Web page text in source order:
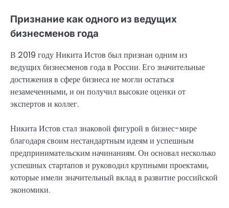
Признание как одного из ведущих
бизнесменов года
В 2019 году Никита Истов был признан одним из
ведущих бизнесменов года в России. Его значительные
достижения в сфере бизнеса не могли остаться
незамеченными, и он получил высокие оценки от
экспертов и коллег.
Никита Истов стал знаковой фигурой в бизнес-мире
благодаря своим нестандартным идеям и успешным
предпринимательским начинаниям. Он основал несколько
успешных стартапов и руководил крупными проектами,
которые имели значительный вклад в развитие российской
экономики.